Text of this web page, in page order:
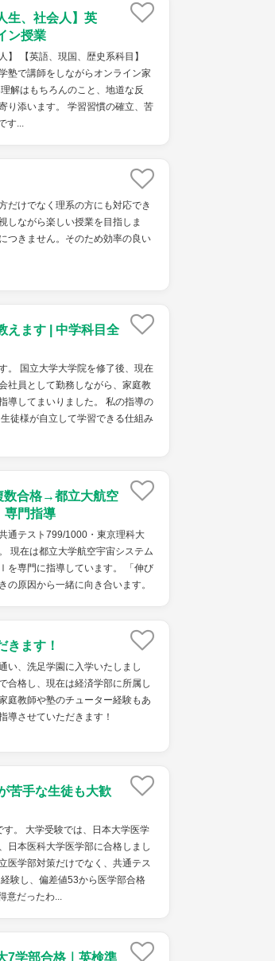
生、社会人】英
ン授業
】 【英語、現国、歴史系科目】
塾で講師をしながらオンライン家
解はもちろんのこと、地道な反
り添います。 学習習慣の確立、苦
す...
だけでなく理系の方にも対応でき
しながら楽しい授業を目指しま
つきません。そのため効率の良い
えます | 中学科目全
。 国立大学大学院を修了後、現在
社員として勤務しながら、家庭教
導してまいりました。 私の指導の
徒様が自立して学習できる仕組み
数合格→都立大航空
専門指導
通テスト799/1000・東京理科大
現在は都立大学航空宇宙システム
を専門に指導しています。 「伸び
原因から一緒に向き合います。
きます！
い、洗足学園に入学いたしまし
合格し、現在は経済学部に所属し
庭教師や塾のチューター経験もあ
導させていただきます！
苦手な生徒も大歓
。 大学受験では、日本大学医学
日本医科大学医学部に合格しまし
医学部対策だけでなく、共通テス
験し、偏差値53から医学部合格
意だったわ...
7学部合格｜英検準